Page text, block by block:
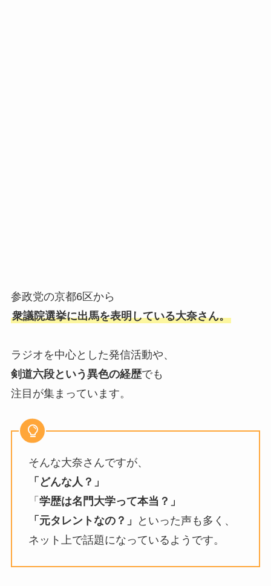
参政党の京都6区から
衆議院選挙に出馬を表明している大奈さん。
ラジオを中心とした発信活動や、
剣道六段という異色の経歴でも
注目が集まっています。
そんな大奈さんですが、
「どんな人？」
「 学歴は名門大学って本当？」
「元タレントなの？」
といった声も多く、
ネット上で話題になっているようです。